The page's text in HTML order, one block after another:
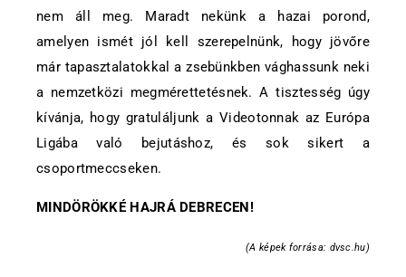
nem áll meg. Maradt nekünk a hazai porond,
amelyen ismét jól kell szerepelnünk, hogy jövőre
már tapasztalatokkal a zsebünkben vághassunk neki
a nemzetközi megmérettetésnek. A tisztesség úgy
kívánja, hogy gratuláljunk a Videotonnak az Európa
Ligába való bejutáshoz, és sok sikert a
csoportmeccseken.
MINDÖRÖKKÉ HAJRÁ DEBRECEN!
(A képek forrása: dvsc.hu)